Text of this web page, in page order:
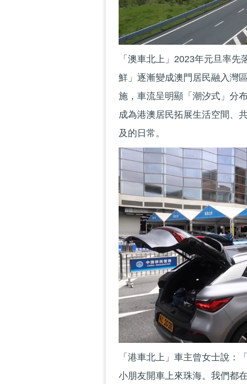
「澳車北上」2023年元旦率
鮮」逐漸變成澳門居民融入灣
施，車流呈明顯「潮汐式」分
成為港澳居民拓展生活空間、
及的日常。
「港車北上」車主曾女士說：
小朋友開車上來珠海。我們都